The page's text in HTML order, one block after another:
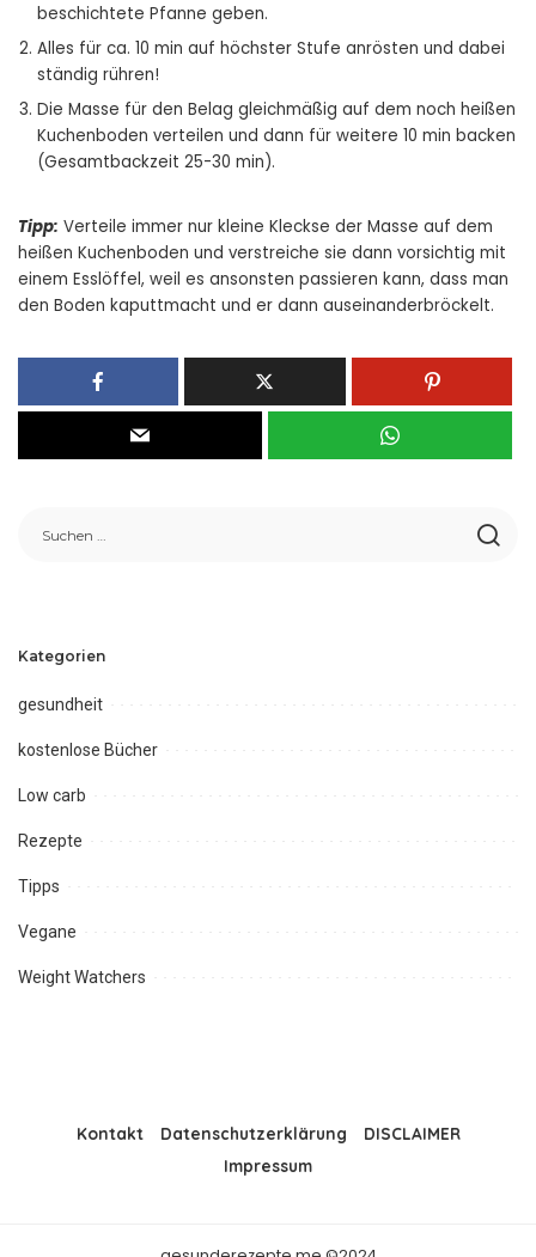
beschichtete Pfanne geben.
Alles für ca. 10 min auf höchster Stufe anrösten und dabei
ständig rühren!
Die Masse für den Belag gleichmäßig auf dem noch heißen
Kuchenboden verteilen und dann für weitere 10 min backen
(Gesamtbackzeit 25-30 min).
Tipp: Verteile immer nur kleine Kleckse der Masse auf dem
heißen Kuchenboden und verstreiche sie dann vorsichtig mit
einem Esslöffel, weil es ansonsten passieren kann, dass man
den Boden kaputtmacht und er dann auseinanderbröckelt.
Kategorien
gesundheit
kostenlose Bücher
Low carb
Rezepte
Tipps
Vegane
Weight Watchers
Kontakt Datenschutzerklärung
DISCLAIMER
Impressum